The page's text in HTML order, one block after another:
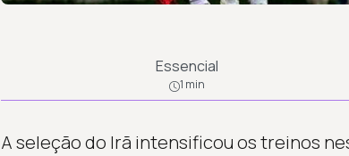
Essencial
1 min
A seleção do Irã intensificou os treinos